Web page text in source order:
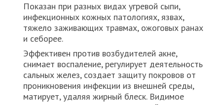
Показан при разных видах угревой сыпи,
инфекционных кожных патологиях, язвах,
тяжело заживающих травмах, ожоговых ранах
и себорее.
Эффективен против возбудителей акне,
снимает воспаление, регулирует деятельность
сальных желез, создает защиту покровов от
проникновения инфекции из внешней среды,
матирует, удаляя жирный блеск. Видимое